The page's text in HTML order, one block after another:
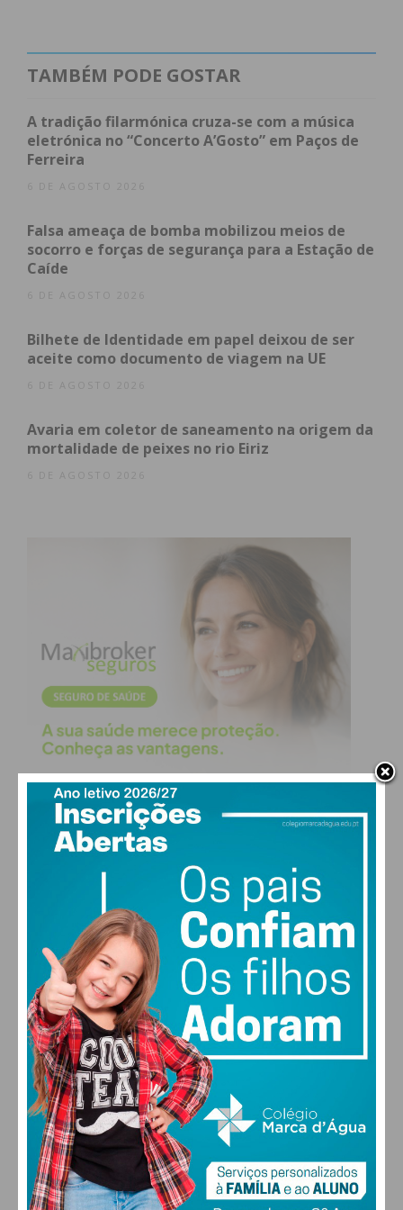
Hospital Padre Américo, em Penafiel, está há
Contudo, os sociais-democratas acusam que “nem
por esse motivo foi reforçada a capacidade de
diferença no contexto do Centro Hospitalar”.
Aos olhos dos sociais-democratas, o centro
esforço sobre-humano e pela dedicação dos
profissionais que ali trabalham”. O PSD deixa ainda
em concreto” para resolver o problema.
conserta o telhado’. E este Governo, com o silêncio
conivente de autarcas socialistas da região,
ignorou os problemas que se vinham a agravar,
ano após ano, no CHTS”, consideram.
“Não baixaremos os braços até que estas legítimas
reivindicações sejam atendidas pelo Governo da
República, assim como desafiamos os Autarcas e
Deputados da região, de todos os Partidos
Políticos, inclusive do Partido Socialista, a
associarem-se de verdade a esta causa que nos
deve unir a todos”, rematam.
Subscreva a newsletter do
Imediato
Assine nossa newsletter por e-mail e
obtenha de forma regular a informação
atualizada.
Eu li e concordo com os
termos e
condições
TAMBÉM PODE GOSTAR
A tradição filarmónica cruza-se com a música
eletrónica no “Concerto A’Gosto” em Paços de
Ferreira
6 DE AGOSTO 2026
Falsa ameaça de bomba mobilizou meios de
socorro e forças de segurança para a Estação de
Caíde
6 DE AGOSTO 2026
Bilhete de Identidade em papel deixou de ser
aceite como documento de viagem na UE
6 DE AGOSTO 2026
Avaria em coletor de saneamento na origem da
mortalidade de peixes no rio Eiriz
6 DE AGOSTO 2026
PAÇOS DE FERREIRA